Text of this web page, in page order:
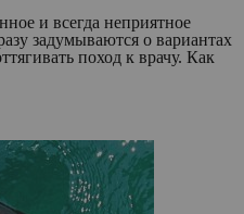
и всегда неприятное
задумываются о вариантах
поход к врачу. Как